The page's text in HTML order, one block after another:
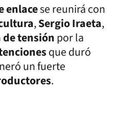
enlacese reunirá con
,Sergio Iraeta,
tensiónpor la
que duró
un fuerte
.